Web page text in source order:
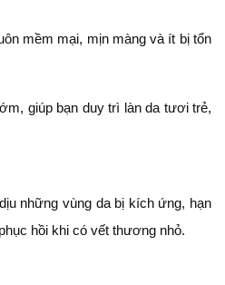
mềm mại, mịn màng và ít bị tổn
giúp bạn duy trì làn da tươi trẻ,
những vùng da bị kích ứng, hạn
hồi khi có vết thương nhỏ.